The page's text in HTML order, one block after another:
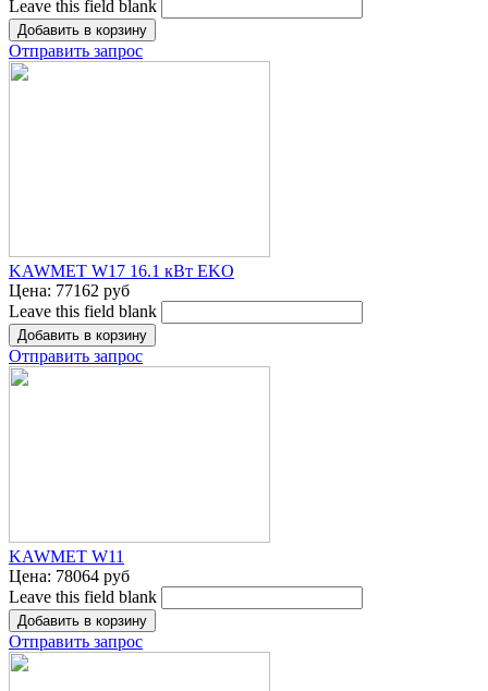
Leave this field blank
Отправить запрос
KAWMET W17 16.1 кВт EKO
Цена: 77162 руб
Leave this field blank
Отправить запрос
KAWMET W11
Цена: 78064 руб
Leave this field blank
Отправить запрос